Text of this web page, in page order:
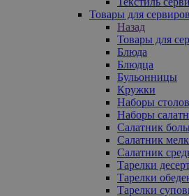
Товары для
Назад
Товары для
Блюда
Блюдца
Бульонницы
Кружки
Наборы
Наборы
Салатник
Салатник
Салатник
Тарелки
Тарелки
Тарелки